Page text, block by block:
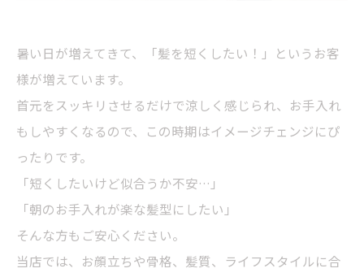
暑い日が増えてきて、「髪を短くしたい！」というお客
様が増えています。
首元をスッキリさせるだけで涼しく感じられ、お手入れ
もしやすくなるので、この時期はイメージチェンジにぴ
ったりです。
「短くしたいけど似合うか不安…」
「朝のお手入れが楽な髪型にしたい」
そんな方もご安心ください。
当店では、お顔立ちや骨格、髪質、ライフスタイルに合